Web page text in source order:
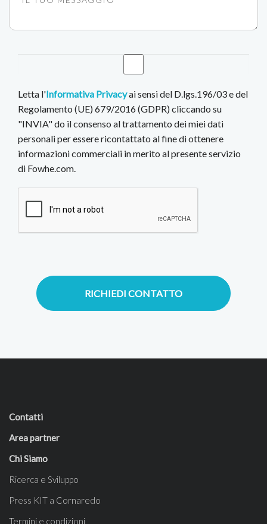
Letta l'Informativa Privacyai sensi del D.lgs.196/03 e del
Regolamento (UE) 679/2016 (GDPR) cliccando su
"INVIA" do il consenso al trattamento dei miei dati
personali per essere ricontattato al fine di ottenere
informazioni commerciali in merito al presente servizio
di Fowhe.com.
RICHIEDI CONTATTO
Contatti
Area partner
Chi Siamo
Ricerca e Sviluppo
Press KIT a Cornaredo
Termini e condizioni